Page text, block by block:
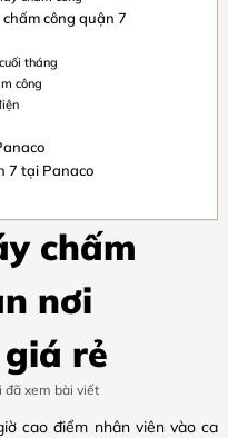
công quận 7
tháng
công
7 tại Panaco
chấm
nơi
rẻ
đã xem bài viết
cao điểm nhân viên vào ca